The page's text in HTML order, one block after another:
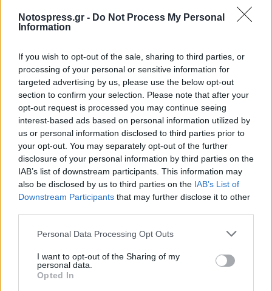
Notospress.gr - Do Not Process My Personal
Information
If you wish to opt-out of the sale, sharing to third parties, or
processing of your personal or sensitive information for
targeted advertising by us, please use the below opt-out
section to confirm your selection. Please note that after your
opt-out request is processed you may continue seeing
interest-based ads based on personal information utilized by
us or personal information disclosed to third parties prior to
your opt-out. You may separately opt-out of the further
disclosure of your personal information by third parties on the
IAB’s list of downstream participants. This information may
also be disclosed by us to third parties on the IAB’s List of
Downstream Participants that may further disclose it to other
Personal Data Processing Opt Outs
I want to opt-out of the Sharing of my
personal data.
Opted In
Σχετικά Άρθρα